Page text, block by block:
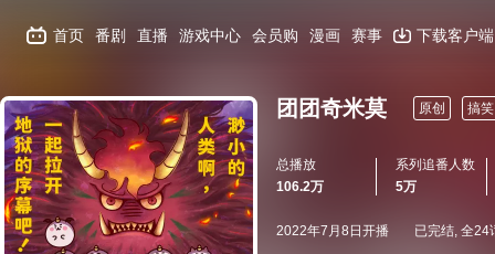
首页 番剧 直播 游戏中心 会员购 漫画 赛事 下载客户端
团团奇米莫 原创 搞笑
总播放
106.2万
系列追番人数
5万
2022年7月8日开播 已完结, 全24